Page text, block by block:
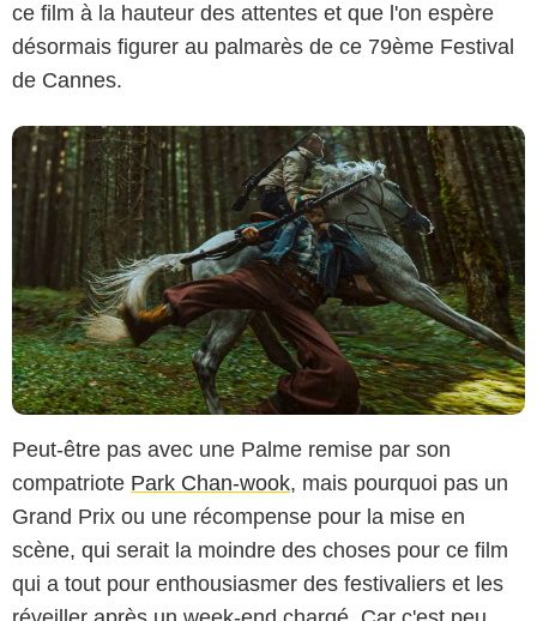
ce film à la hauteur des attentes et que l'on espère
désormais figurer au palmarès de ce 79ème Festival
de Cannes.
Peut-être pas avec une Palme remise par son
compatriote Park Chan-wook, mais pourquoi pas un
Grand Prix ou une récompense pour la mise en
scène, qui serait la moindre des choses pour ce film
qui a tout pour enthousiasmer des festivaliers et les